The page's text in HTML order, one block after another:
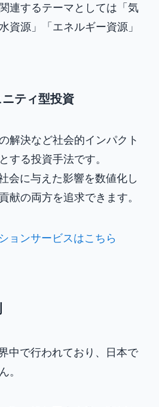
連するテーマとしては「気
資源」「エネルギー資源」
ティ型投資
解決など社会的インパクト
する投資手法です。
会に与えた影響を数値化し
献の両方を追求できます。
ョンサービスはこちら
中で行われており、日本で
。